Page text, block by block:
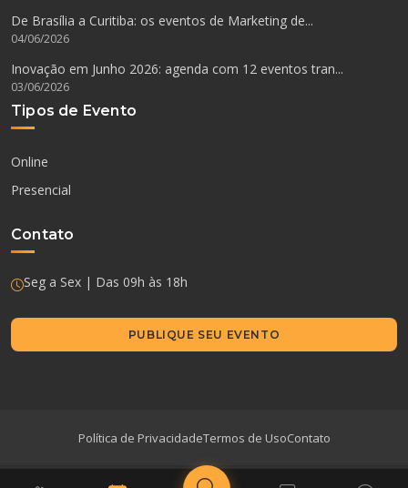
De Brasília a Curitiba: os eventos de Marketing de...
04/06/2026
Inovação em Junho 2026: agenda com 12 eventos tran...
03/06/2026
Tipos de Evento
Online
Presencial
Contato
Seg a Sex | Das 09h às 18h
PUBLIQUE SEU EVENTO
Política de PrivacidadeTermos de UsoContato